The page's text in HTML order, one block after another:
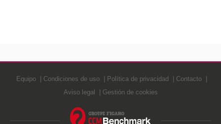
Equipo Condiciones de uso Política de privacidad
Contacto
Aviso legal
Gestión de cookies